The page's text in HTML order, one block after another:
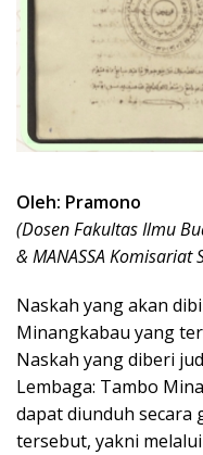
Oleh: Pramono
(Dosen Fakultas Ilmu
& MANASSA Komisariat
Naskah yang akan
Minangkabau yang
Naskah yang diberi
Lembaga: Tambo
dapat diunduh secara
tersebut, yakni